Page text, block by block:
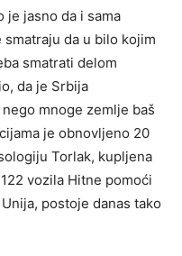
je jasno da i sama
da u bilo kojim
smatrati delom
da je Srbija
mnoge zemlje baš
je obnovljeno 20
Torlak, kupljena
vozila Hitne pomoći
postoje danas tako